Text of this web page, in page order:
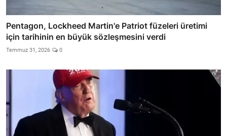
Pentagon, Lockheed Martin'e Patriot füzeleri üretimi
için tarihinin en büyük sözleşmesini verdi
Temmuz 31, 2026 0